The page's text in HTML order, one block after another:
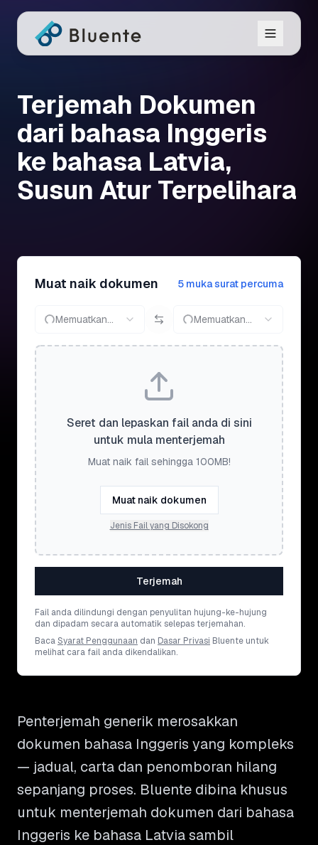
Terjemah Dokumen
dari bahasa Inggeris
ke bahasa Latvia,
Susun Atur Terpelihara
Muat naik dokumen 5 muka surat percuma
Memuatkan... Memuatkan...
Seret dan lepaskan fail anda di sini
untuk mula menterjemah
Muat naik fail sehingga 100MB!
Muat naik dokumen
Jenis Fail yang Disokong
Terjemah
Fail anda dilindungi dengan penyulitan hujung-ke-hujung
dan dipadam secara automatik selepas terjemahan.
BacaSyarat Penggunaan dan Dasar Privasi Bluente untuk
melihat cara fail anda dikendalikan.
Penterjemah generik merosakkan
dokumen bahasa Inggeris yang kompleks
— jadual, carta dan penomboran hilang
sepanjang proses. Bluente dibina khusus
untuk menterjemah dokumen dari bahasa
Inggeris ke bahasa Latvia sambil